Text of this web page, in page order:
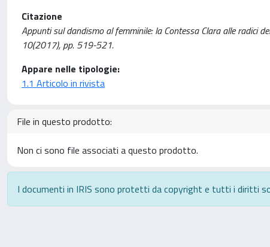
Citazione
Appunti sul dandismo al femminile: la Contessa Clara alle radici
10(2017), pp. 519-521.
Appare nelle tipologie:
1.1 Articolo in rivista
File in questo prodotto:
Non ci sono file associati a questo prodotto.
I documenti in IRIS sono protetti da copyright e tutti i diritti